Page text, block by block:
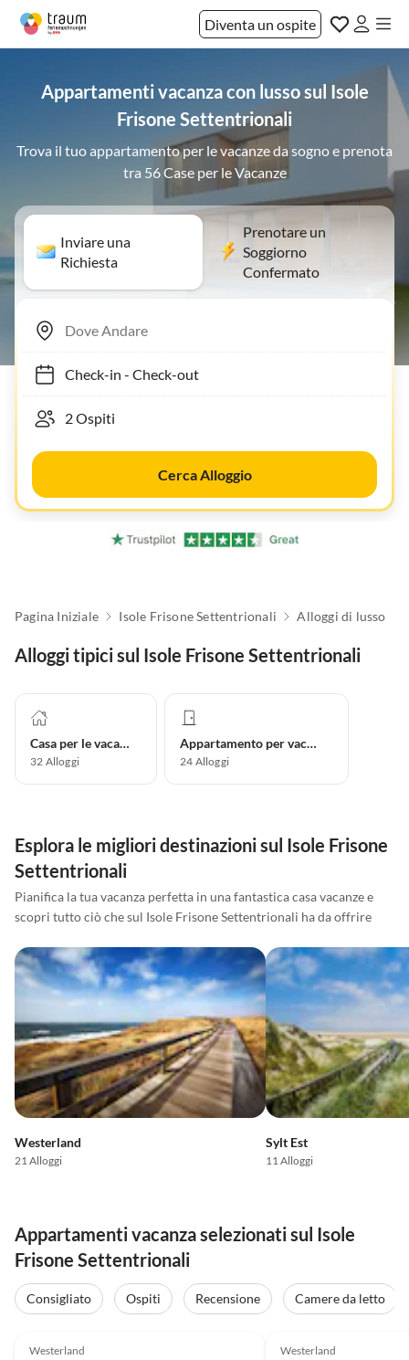
Diventa un ospite
Appartamenti vacanza con lusso sul Isole
Frisone Settentrionali
Trova il tuo appartamento per le vacanze da sogno e prenota
tra 56 Case per le Vacanze
Inviare una
Richiesta
Prenotare un
Soggiorno
Confermato
Check-in- Check-out
Cerca Alloggio
Pagina Iniziale Isole Frisone Settentrionali Alloggi di lusso
Alloggi tipici sul Isole Frisone Settentrionali
Casa per le vacanze
32 Alloggi
Appartamento per vacanze
24 Alloggi
Esplora le migliori destinazioni sul Isole Frisone
Settentrionali
Pianifica la tua vacanza perfetta in una fantastica casa vacanze e
scopri tutto ciò che sul Isole Frisone Settentrionali ha da offrire
Westerland
21 Alloggi
Sylt Est
11 Alloggi
Appartamenti vacanza selezionati sul Isole
Frisone Settentrionali
Consigliato Ospiti Recensione Camere da letto
Westerland Westerland